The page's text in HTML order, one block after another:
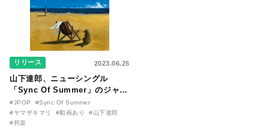
リリース 2023.06.25
山下達郎、ニューシングル
「Sync Of Summer」のジャケ
ットデザイン解禁！ 『テルマ
エ・ロマエ』のヤマザキマリが
手掛けた
#JPOP
#Sync Of Summer
#ヤマザキマリ
#動画あり
#山下達郎
#邦楽